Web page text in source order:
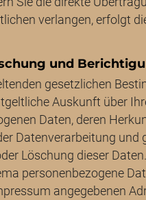
verlangen, erfolgt
und
gesetzlichen
Auskunft über
Daten, deren
Datenverarbeitung und
Löschung dieser
personenbezogene
angegebenen